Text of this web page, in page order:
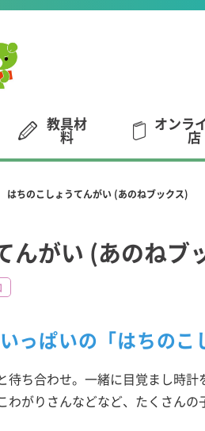
教具材
料
オンラ
店
はちのこしょうてんがい (あのねブックス)
んがい (あのねブ
っぱいの「はちのこ
待ち合わせ。一緒に目覚まし時計
わがりさんなどなど、たくさん